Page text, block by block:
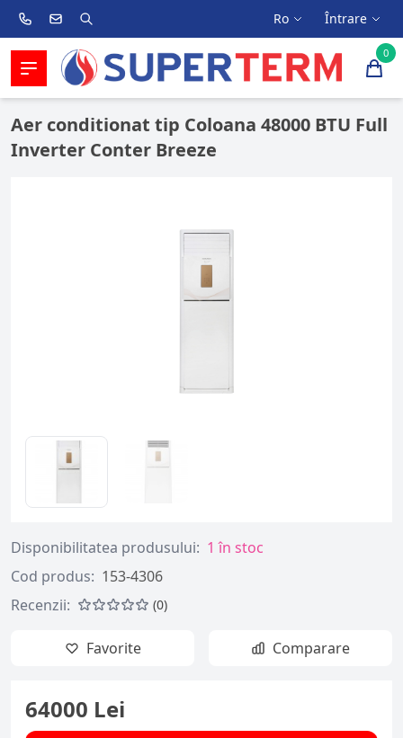
Ro Întrare
0
Aer conditionat tip Coloana 48000 BTU Full
Inverter Conter Breeze
Disponibilitatea produsului: 1 în stoc
Cod produs: 153-4306
Recenzii:
(0)
Favorite Comparare
64000 Lei